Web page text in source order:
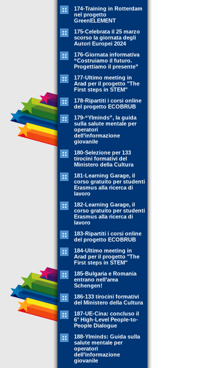
174-Training in Rotterdam
nel progetto
GreenELEMENT
175-Celebrata il 25 marzo
scorso la giornata degli
Autori Europei 2024
176-Giornata informativa
“Costruiamo il futuro.
Progettiamo il presente”
177-Ultimo meeting in
Arad per il progetto "The
First steps in STEM"
178-Ripartiti i corsi online
del progetto ECOBRUB
179-“YIminds”, la guida
sulla salute mentale per
operatori
dell’informazione
giovanile
180-Selezione per 133
tirocini formativi del
Ministero della Cultura
181-Learning Garage, il
corso gratuito per studenti
Erasmus alla ricerca di
lavoro
182-Learning Garage, il
corso gratuito per studenti
Erasmus alla ricerca di
lavoro
183-Ripartiti i corsi online
del progetto ECOBRUB
184-Ultimo meeting in
Arad per il progetto "The
First steps in STEM"
185-Bulgaria e Romania
entrano nell’area
Schengen!
186-133 tirocini formativi
del Ministero della Cultura
187-UE-Cina: concluso il
6° High-Level People-to-
People Dialogue
188-YIminds: Guida sulla
salute mentale per
operatori
dell’informazione
giovanile